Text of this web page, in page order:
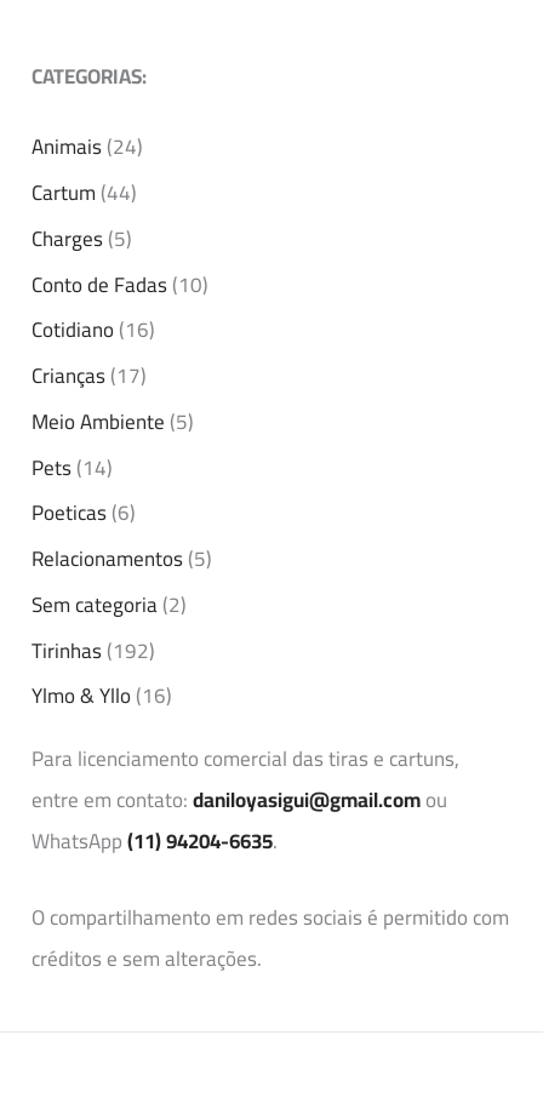
CATEGORIAS:
Animais(24)
Cartum(44)
Charges(5)
Conto de Fadas(10)
Cotidiano(16)
Crianças(17)
Meio Ambiente(5)
Pets(14)
Poeticas(6)
Relacionamentos(5)
Sem categoria(2)
Tirinhas(192)
Ylmo & Yllo(16)
Para licenciamento comercial das tiras e cartuns,
entre em contato:daniloyasigui@gmail.comou
WhatsApp(11) 94204-6635.
O compartilhamento em redes sociais é permitido com
créditos e sem alterações.